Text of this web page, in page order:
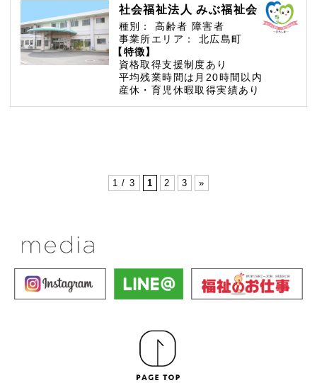
社会福祉法人 みぶ福祉会
種別： 高齢者 障害者
事業所エリア：
北広島町
【特徴】
資格取得支援制度あり
平均残業時間は月20時間以内
産休・育児休暇取得実績あり
1 / 3 1 2 3 »